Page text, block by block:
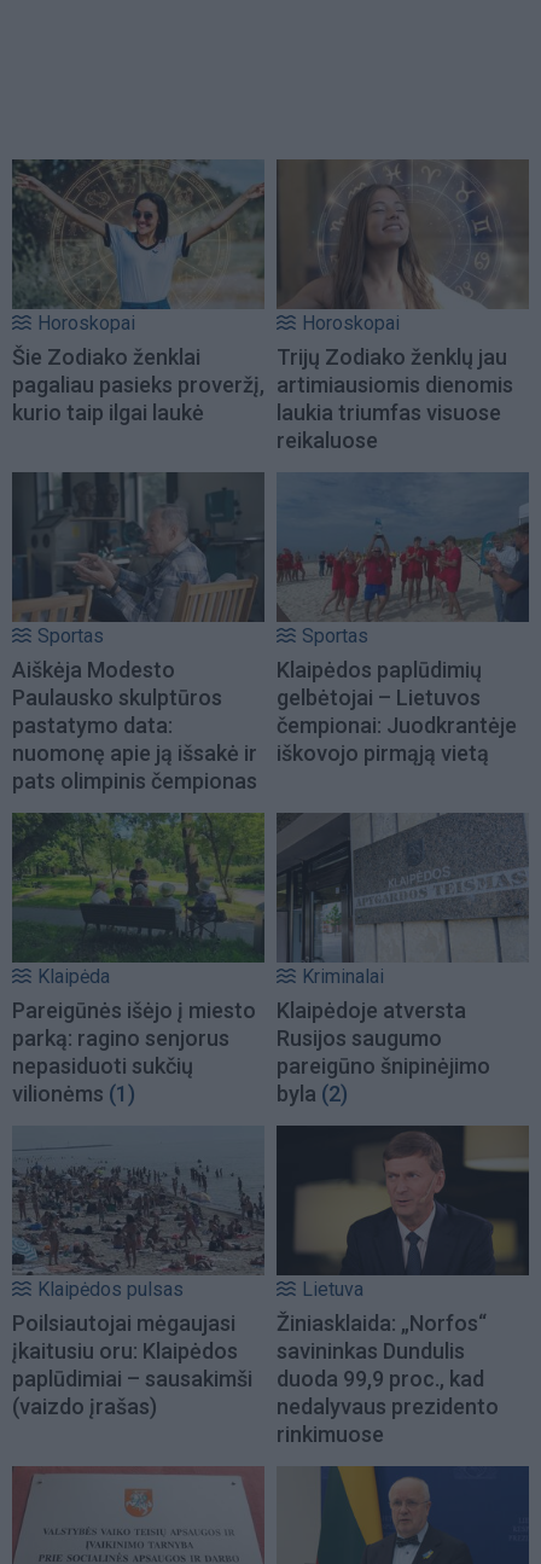
Horoskopai
Šie Zodiako ženklai
pagaliau pasieks proveržį,
kurio taip ilgai laukė
Horoskopai
Trijų Zodiako ženklų jau
artimiausiomis dienomis
laukia triumfas visuose
reikaluose
Sportas
Aiškėja Modesto
Paulausko skulptūros
pastatymo data:
nuomonę apie ją išsakė ir
pats olimpinis čempionas
Sportas
Klaipėdos paplūdimių
gelbėtojai – Lietuvos
čempionai: Juodkrantėje
iškovojo pirmąją vietą
Klaipėda
Pareigūnės išėjo į miesto
parką: ragino senjorus
nepasiduoti sukčių
vilionėms (1)
Kriminalai
Klaipėdoje atversta
Rusijos saugumo
pareigūno šnipinėjimo
byla (2)
Klaipėdos pulsas
Poilsiautojai mėgaujasi
įkaitusiu oru: Klaipėdos
paplūdimiai – sausakimši
(vaizdo įrašas)
Lietuva
Žiniasklaida: „Norfos“
savininkas Dundulis
duoda 99,9 proc., kad
nedalyvaus prezidento
rinkimuose